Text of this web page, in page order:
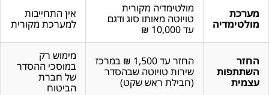
מערכת
מולטימדיה
מולטימדיה מקורית
טויוטה מאותו סוג ודגם
עד 10,000 ₪
אין התחייבות
למערכת מקורית
החזר
השתתפות
עצמית
החזר עד 1,500 ₪ במרכז
שירות טויוטה שבהסדר
(חבילת ראש שקט)
מימוש רק
במוסכי ההסדר
של חברת
הביטוח